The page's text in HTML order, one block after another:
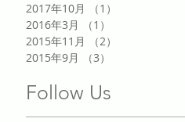
2017年10月
（1）
2016年3月
（1）
2015年11月
（2）
2015年9月
（3）
Follow Us